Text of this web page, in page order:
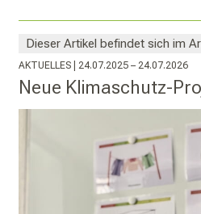
Dieser Artikel befindet sich im
AKTUELLES| 24.07.2025 – 24.07.2026
Neue Klimaschutz-